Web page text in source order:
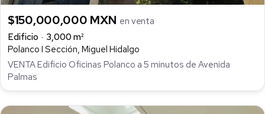
$150,000,000 MXN en venta
Edificio
3,000 m²
Polanco I Sección, Miguel Hidalgo
VENTA Edificio Oficinas Polanco a 5 minutos de Avenida
Palmas